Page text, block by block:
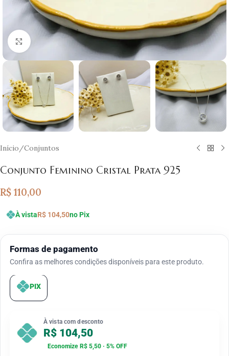
Clique para ampliar
Início/Conjuntos
Conjunto Feminino Cristal Prata 925
R$ 110,00
À vistaR$ 104,50no Pix
Formas de pagamento
Confira as melhores condições disponíveis para este produto.
PIX
À vista com desconto
R$ 104,50
Economize R$ 5,50 · 5% OFF